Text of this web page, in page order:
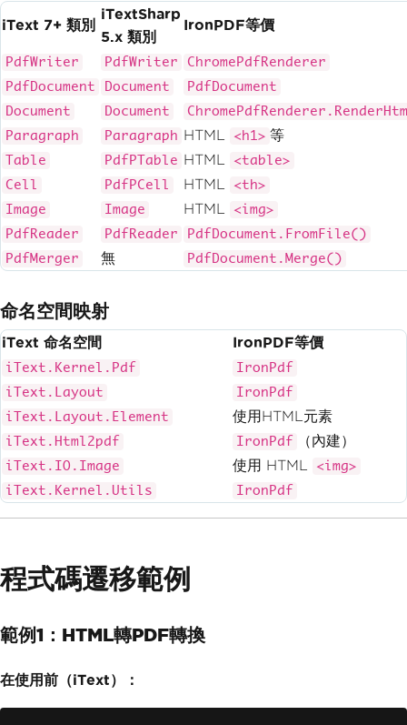
iText 7+ 類別
iTextSharp
5.x 類別
IronPDF等價
PdfWriter PdfWriter
ChromePdfRenderer
PdfDocument
Document
PdfDocument
Document
Document
Paragraph
Paragraph HTML <h1> 等
Table PdfPTable HTML
<table>
Cell
PdfPCell HTML
<th>
Image
Image HTML
<img>
PdfReader
PdfReader
PdfDocument.FromFile()
PdfMerger
無 PdfDocument.Merge()
命名空間映射
iText 命名空間 IronPDF等價
iText.Kernel.Pdf
IronPdf
iText.Layout
IronPdf
iText.Layout.Element
使用HTML元素
iText.Html2pdf IronPdf （內建）
iText.IO.Image 使用 HTML
<img>
iText.Kernel.Utils
IronPdf
程式碼遷移範例
範例1：HTML轉PDF轉換
在使用前（iText）：